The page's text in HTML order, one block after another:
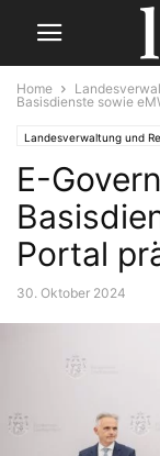
Home
Basisdienste sowie
Landesverwaltung und
E-
Portal
30. Oktober 2024